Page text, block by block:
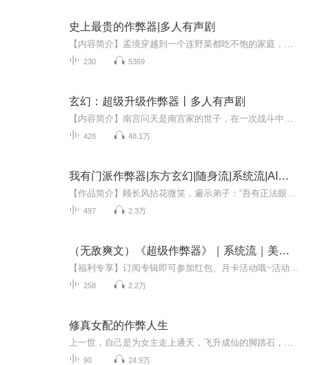
史上最贵的作弊器|多人有声剧
230 5369
玄幻：超级升级作弊器丨多人有声剧
428 48.1万
我有门派作弊器|东方玄幻|随身流|系统流|AI专辑
497 2.3万
（无敌爽文）《超级作弊器》｜系统流｜美女环绕｜扮猪吃虎
258 2.2万
修真女配的作弊人生
90 24.9万